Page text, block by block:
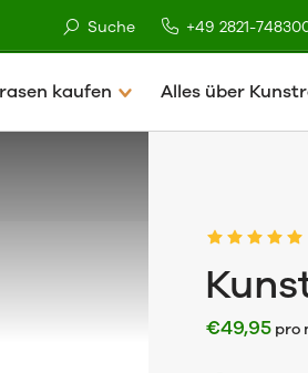
Suche +49 2821-
kaufen Alles über
€49,95 pro